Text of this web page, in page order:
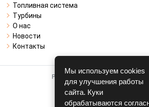
Топливная система
Турбины
О нас
Новости
Контакты
Работает на системе для
CARRO.БИЗНЕС
Полная версия
Мы используем cookies
для улучшения работы
сайта. Куки
обрабатываются